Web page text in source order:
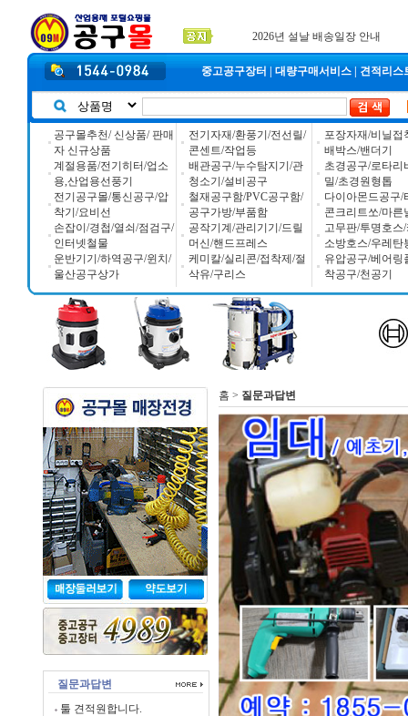
공구몰 입금자 찾습니다
2026년 설날 배송일장 안내
중고공구장터 대량구매서비스 견적리스
공구몰추천/ 신상품/ 판매
자 신규상품
계절용품/전기히터/업소
용,산업용선풍기
전기공구몰/통신공구/압
착기/요비선
손잡이/경첩/열쇠/점검구/
인터넷철물
운반기기/하역공구/윈치/
울산공구상가
전기자재/환풍기/전선릴/
콘센트/작업등
배관공구/누수탐지기/관
청소기/설비공구
철재공구함/PVC공구함/
공구가방/부품함
공작기계/관리기기/드릴
머신/핸드프레스
케미칼/실리콘/접착제/절
삭유/구리스
포장자재/비닐접
배박스/밴더기
초경공구/로타리
밀/초경원형톱
다이아몬드공구/
콘크리트쏘/마른
고무판/투명호스
소방호스/우레탄
유압공구/베어링
착공구/천공기
질문과답변
툴 견적원합니다.
홈 > 질문과답변